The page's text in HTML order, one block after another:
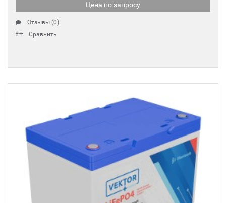
Цена по запросу
Отзывы (0)
Сравнить